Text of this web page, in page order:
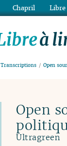
Transcriptions Open
Open
Ultragreen
Chapril Libre